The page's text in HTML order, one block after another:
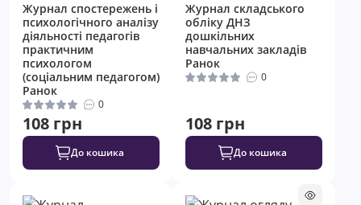
Журнал спостережень і
психологічного аналізу
діяльності педагогів
практичним
психологом
(соціальним педагогом)
Ранок
0
108 грн
До кошика
Журнал складського
обліку ДНЗ
дошкільних
навчальних закладів
Ранок
0
108 грн
До кошика